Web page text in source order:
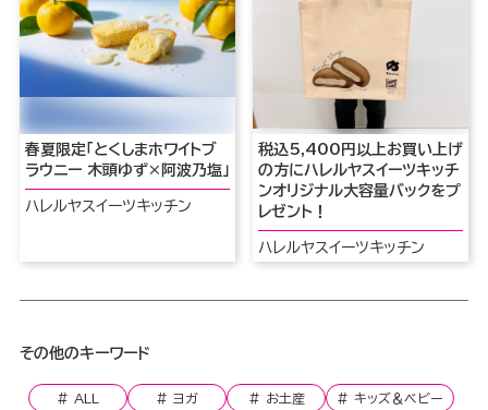
春夏限定「とくしまホワイトブ
ラウニー 木頭ゆず×阿波乃塩」
ハレルヤスイーツキッチン
税込5,400円以上お買い上げ
の方にハレルヤスイーツキッチ
ンオリジナル大容量バックをプ
レゼント！
ハレルヤスイーツキッチン
その他のキーワード
ALL ヨガ お土産 キッズ＆ベビー